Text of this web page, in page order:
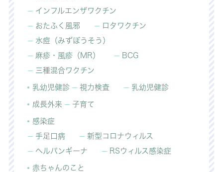
インフルエンザワクチン
おたふく風邪
ロタワクチン
水痘（みずぼうそう）
麻疹・風疹（MR）
BCG
三種混合ワクチン
乳幼児健診 視力検査 乳幼児健診
成長外来 子育て
感染症
手足口病
新型コロナウィルス
ヘルパンギーナ
RSウィルス感染症
赤ちゃんのこと